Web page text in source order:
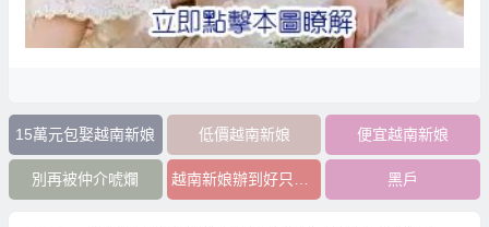
15萬元包娶越南新娘 低價越南新娘 便宜越南新娘
別再被仲介唬爛 黑戶